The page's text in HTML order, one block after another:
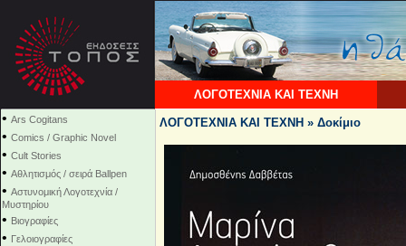
ΛΟΓΟΤΕΧΝΙΑ ΚΑΙ ΤΕΧΝΗ
• Ars Cogitans
• Comics / Graphic Novel
• Cult Stories
• Αθλητισμός / σειρά Ballpen
• Αστυνομική Λογοτεχνία /
Μυστηρίου
• Βιογραφίες
• Γελοιογραφίες
ΛΟΓΟΤΕΧΝΙΑ ΚΑΙ ΤΕΧΝΗ » Δοκίμιο